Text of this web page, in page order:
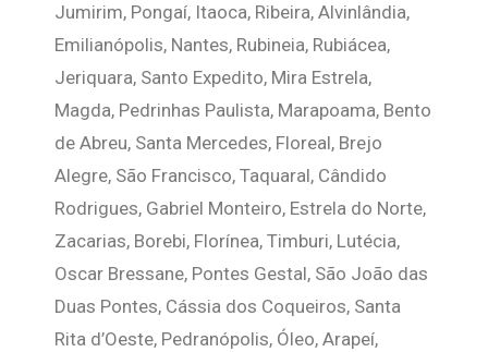
Jumirim, Pongaí, Itaoca, Ribeira, Alvinlândia,
Emilianópolis, Nantes, Rubineia, Rubiácea,
Jeriquara, Santo Expedito, Mira Estrela,
Magda, Pedrinhas Paulista, Marapoama, Bento
de Abreu, Santa Mercedes, Floreal, Brejo
Alegre, São Francisco, Taquaral, Cândido
Rodrigues, Gabriel Monteiro, Estrela do Norte,
Zacarias, Borebi, Florínea, Timburi, Lutécia,
Oscar Bressane, Pontes Gestal, São João das
Duas Pontes, Cássia dos Coqueiros, Santa
Rita d’Oeste, Pedranópolis, Óleo, Arapeí,